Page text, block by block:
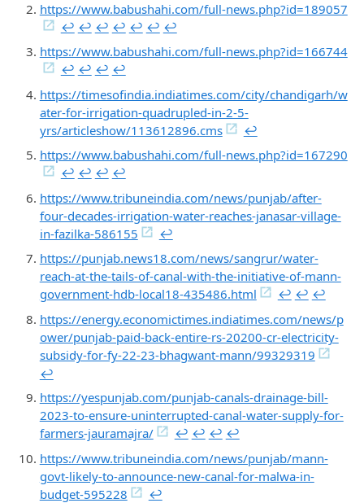
https://www.babushahi.com/full-news.php?id=189057
↩︎ ↩︎ ↩︎ ↩︎ ↩︎ ↩︎ ↩︎
https://www.babushahi.com/full-news.php?id=166744
↩︎ ↩︎ ↩︎ ↩︎
https://timesofindia.indiatimes.com/city/chandigarh/w
ater-for-irrigation-quadrupled-in-2-5-
yrs/articleshow/113612896.cms
↩︎
https://www.babushahi.com/full-news.php?id=167290
↩︎ ↩︎ ↩︎ ↩︎
https://www.tribuneindia.com/news/punjab/after-
four-decades-irrigation-water-reaches-janasar-village-
in-fazilka-586155
↩︎
https://punjab.news18.com/news/sangrur/water-
reach-at-the-tails-of-canal-with-the-initiative-of-mann-
government-hdb-local18-435486.html
↩︎ ↩︎ ↩︎
https://energy.economictimes.indiatimes.com/news/p
ower/punjab-paid-back-entire-rs-20200-cr-electricity-
subsidy-for-fy-22-23-bhagwant-mann/99329319
↩︎
https://yespunjab.com/punjab-canals-drainage-bill-
2023-to-ensure-uninterrupted-canal-water-supply-for-
farmers-jauramajra/
↩︎ ↩︎ ↩︎ ↩︎
https://www.tribuneindia.com/news/punjab/mann-
govt-likely-to-announce-new-canal-for-malwa-in-
budget-595228
↩︎